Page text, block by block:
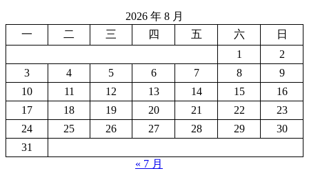
2026 年 8 月
一
二 三 四 五 六
日
1
2
3
4 5 6 7 8
9
10
11 12 13 14 15
16
17
18 19 20 21 22
23
24
25 26 27 28 29
30
31
« 7 月